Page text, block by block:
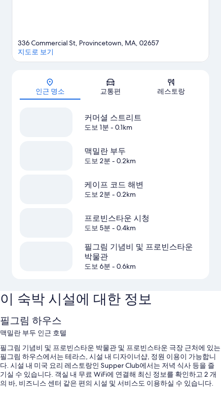
지도
336 Commercial St, Provincetown, MA, 02657
지도로 보기
인근 명소 교통편 레스토랑
커머셜 스트리트
도보 1분 - 0.1km
맥밀란 부두
도보 2분 - 0.2km
케이프 코드 해변
도보 2분 - 0.2km
프로빈스타운 시청
도보 5분 - 0.4km
필그림 기념비 및 프로빈스타운
박물관
도보 6분 - 0.6km
이 숙박 시설에 대한 정보
필그림 하우스
맥밀란 부두 인근 호텔
필그림 기념비 및 프로빈스타운 박물관 및 프로빈스타운 극장 근처에 있는
필그림 하우스에서는 테라스, 시설 내 디자이너샵, 정원 이용이 가능합니
다. 시설 내 미국 요리 레스토랑인 Supper Club에서는 저녁 식사 등을 즐
기실 수 있습니다. 객실 내 무료 WiFi에 연결해 최신 정보를 확인하고 2 개
의 바, 비즈니스 센터 같은 편의 시설 및 서비스도 이용하실 수 있습니다.